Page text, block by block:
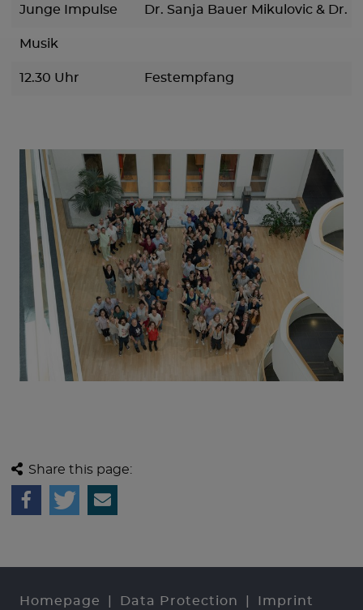
Junge Impulse Dr. Sanja Bauer Mikulovic & Dr.
Musik
12.30 Uhr Festempfang
Share this page:
Homepage Data Protection Imprint